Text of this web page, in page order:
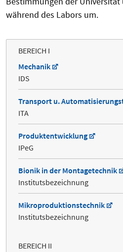
während des Labors um.
BEREICH I
Mechanik
IDS
Transport u.
ITA
Produktentwicklung
IPeG
Bionik in der Montagetechnik
Institutsbezeichnung
Mikroproduktionstechnik
Institutsbezeichnung
BEREICH II